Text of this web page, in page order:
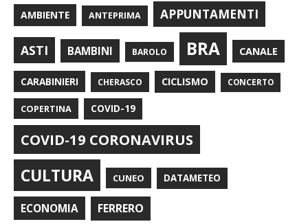
AMBIENTE ANTEPRIMA APPUNTAMENTI
ASTI BAMBINI BAROLO BRA CANALE
CARABINIERI CHERASCO CICLISMO CONCERTO
COPERTINA COVID-19
COVID-19 CORONAVIRUS
CULTURA CUNEO DATAMETEO
ECONOMIA FERRERO